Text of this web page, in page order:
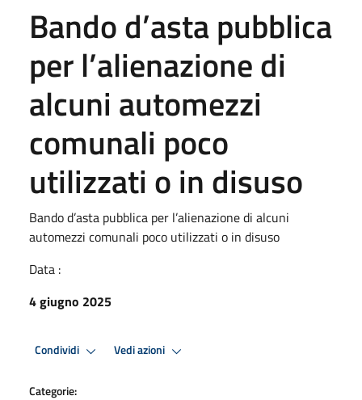
Bando d’asta pubblica
per l’alienazione di
alcuni automezzi
comunali poco
utilizzati o in disuso
Bando d’asta pubblica per l’alienazione di alcuni
automezzi comunali poco utilizzati o in disuso
Data :
4 giugno 2025
Condividi Vedi azioni
Categorie: